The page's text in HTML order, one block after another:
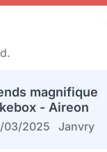
magnifique
- Aireon
03/2025 Janvry